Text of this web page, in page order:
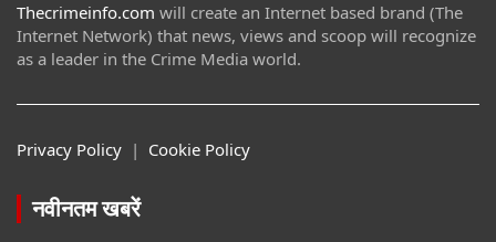
Thecrimeinfo.com will create an Internet based brand (The
Internet Network) that news, views and scoop will recognize
as a leader in the Crime Media world.
Privacy Policy | Cookie Policy
नवीनतम खबरें